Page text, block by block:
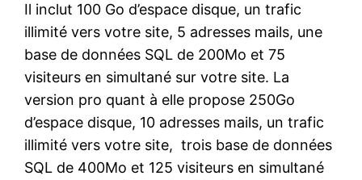
Il inclut 100 Go d’espace disque, un trafic
illimité vers votre site, 5 adresses mails, une
base de données SQL de 200Mo et 75
visiteurs en simultané sur votre site. La
version pro quant à elle propose 250Go
d’espace disque, 10 adresses mails, un trafic
illimité vers votre site, trois base de données
SQL de 400Mo et 125 visiteurs en simultané